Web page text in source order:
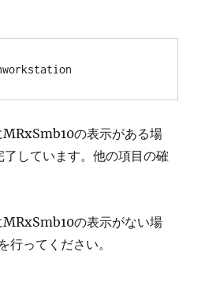
MRxSmb10の表示がある場
しています。他の項目の確
MRxSmb10の表示がない場
ってください。